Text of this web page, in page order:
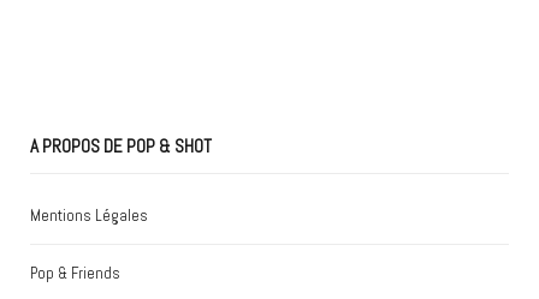
A PROPOS DE POP & SHOT
Mentions Légales
Pop & Friends